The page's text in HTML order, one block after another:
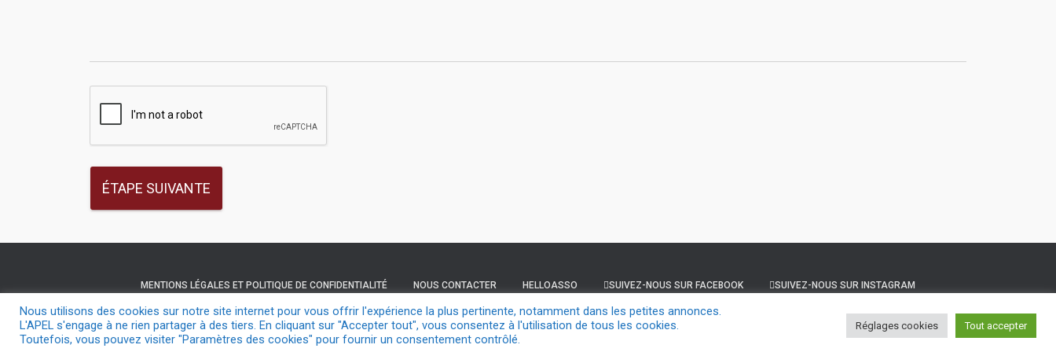
MENTIONS LÉGALES ET POLITIQUE DE CONFIDENTIALITÉ NOUS CONTACTER HELLOASSO SUIVEZ-NOUS SUR FACEBOOK SUIVEZ-NOUS SUR INSTAGRAM
SUIVEZ-NOUS SUR YOUTUBE APEL NATIONALE
Nous utilisons des cookies sur notre site internet pour vous offrir l'expérience la plus pertinente, notamment dans les petites annonces.
L'APEL s'engage à ne rien partager à des tiers. En cliquant sur "Accepter tout", vous consentez à l'utilisation de tous les cookies.
Toutefois, vous pouvez visiter "Paramètres des cookies" pour fournir un consentement contrôlé.
Réglages cookies Tout accepter